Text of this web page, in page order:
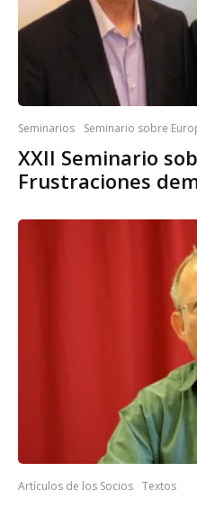
Seminarios Seminario sobre
XXII Seminario
Frustraciones
Artículos de los Socios Textos